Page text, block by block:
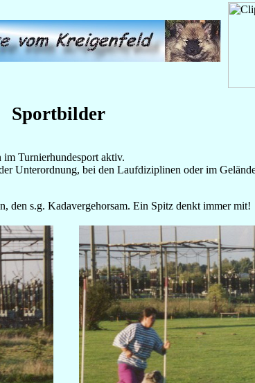
Sportbilder
im Turnierhundesport aktiv.
Unterordnung, bei den Laufdiziplinen oder im
den s.g. Kadavergehorsam. Ein Spitz denkt immer mit!